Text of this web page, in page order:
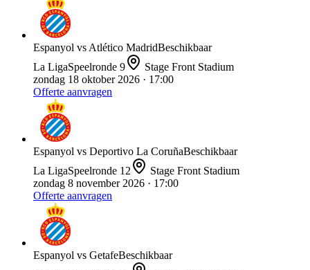
Espanyol vs Atlético MadridBeschikbaar
La LigaSpeelronde 9
Stage Front Stadium
zondag 18 oktober 2026 · 17:00
Offerte aanvragen
Espanyol vs Deportivo La CoruñaBeschikbaar
La LigaSpeelronde 12
Stage Front Stadium
zondag 8 november 2026 · 17:00
Offerte aanvragen
Espanyol vs GetafeBeschikbaar